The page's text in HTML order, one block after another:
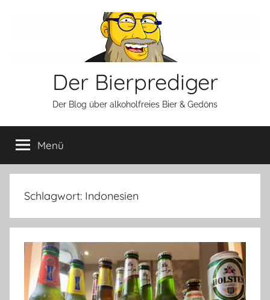
Der Bierprediger
Der Blog über alkoholfreies Bier & Gedöns
Menü
Schlagwort: Indonesien